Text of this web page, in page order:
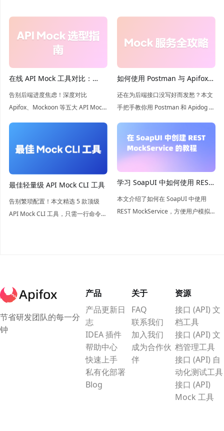
在线 API Mock 工具对比：
Apifox、Mockoon、
WireMock、Beeceptor 和
告别后端进度焦虑！深度对比
Apifox、Mockoon 等五大 API Mock
境，实现前后端并行开发，提升协作
如何使用 Postman 与 Apifox
创建 mock 服务端？
还在为后端接口没写好而发愁？本文
手把手教你用 Postman 和 Apidog 搭
优劣，带你领略 Apidog 智能 Mock
的极速体验，让前端开发不再等待！
最佳轻量级 API Mock CLI 工具
告别繁琐配置！本文精选 5 款顶级
API Mock CLI 工具，只需一行命令，
学习 SoapUI 中如何使用 REST
MockService
本文介绍了如何在 SoapUI 中使用
REST MockService，方便用户模拟
节省研发团队的每一分
钟
产品
产品更新日
志
IDEA 插件
帮助中心
快速上手
私有化部署
Blog
关于
FAQ
联系我们
加入我们
成为合作伙
伴
资源
接口 (API) 文
档工具
接口 (API) 文
档管理工具
接口 (API) 自
动化测试工具
接口 (API)
Mock 工具